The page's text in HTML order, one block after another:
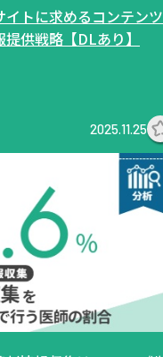
トに求めるコンテンツ
供戦略【DLあり】
2025.11.25